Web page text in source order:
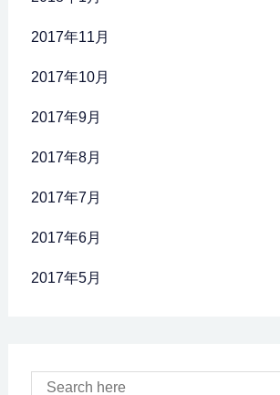
2017年11月
2017年10月
2017年9月
2017年8月
2017年7月
2017年6月
2017年5月